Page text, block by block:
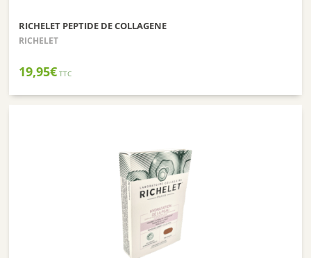
RICHELET PEPTIDE DE COLLAGENE
RICHELET
19,95€ TTC